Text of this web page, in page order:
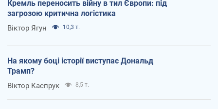
Кремль переносить війну в тил Європи: під
загрозою критична логістика
Віктор Ягун 10,3 т.
На якому боці історії виступає Дональд
Трамп?
Віктор Каспрук 8,5 т.